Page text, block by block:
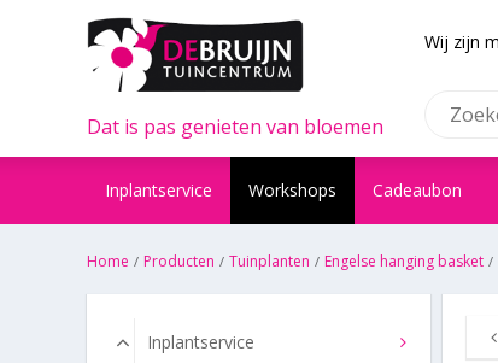
Home Producten Tuinplanten Engelse hanging basket
Wij zijn
Dat is pas genieten van bloemen
Inplantservice Workshops Cadeaubon
Inplantservice